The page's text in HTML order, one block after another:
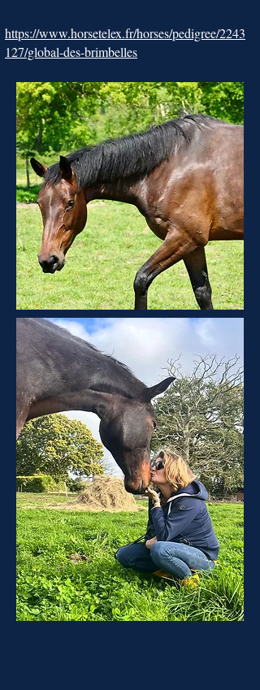
https://www.horsetelex.fr/horses/pedigree/2243
127/global-des-brimbelles